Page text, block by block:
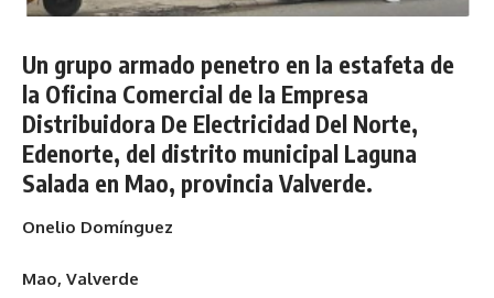
Un grupo armado penetro en la estafeta de
la Oficina Comercial de la Empresa
Distribuidora De Electricidad Del Norte,
Edenorte, del distrito municipal Laguna
Salada en Mao, provincia Valverde.
Onelio Domínguez
Mao, Valverde